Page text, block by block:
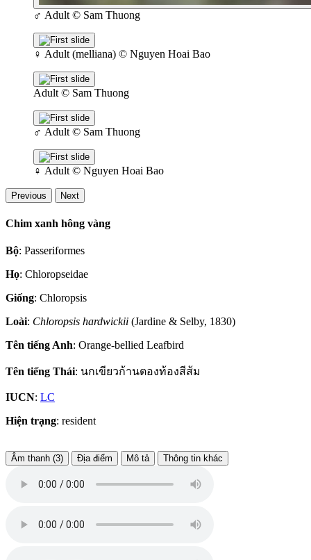
♂ Adult © Sam Thuong
♀ Adult (melliana) © Nguyen Hoai Bao
Adult © Sam Thuong
♂ Adult © Sam Thuong
♀ Adult © Nguyen Hoai Bao
Previous Next
Chim xanh hông vàng
Bộ: Passeriformes
Họ: Chloropseidae
Giống: Chloropsis
Loài: Chloropsis hardwickii (Jardine & Selby, 1830)
Tên tiếng Anh: Orange-bellied Leafbird
Tên tiếng Thái: นกเขียวก้านตองท้องสีส้ม
IUCN: LC
Hiện trạng: resident
Âm thanh (3) Địa điểm Mô tả Thông tin khác